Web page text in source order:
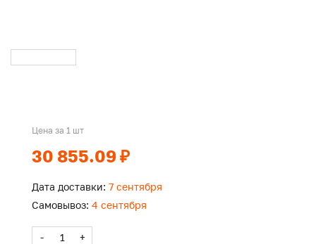
Цена за 1 шт
30 855.09 ₽
Дата доставки: 7 сентября
Самовывоз: 4 сентября
- +